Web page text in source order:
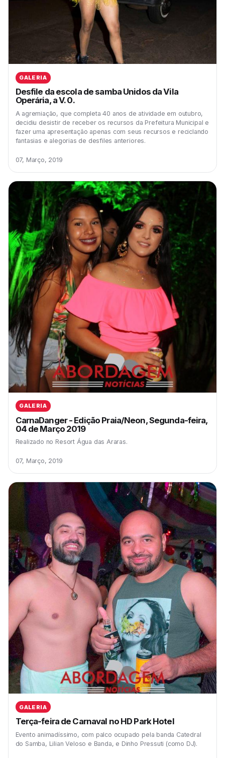
GALERIA
Desfile da escola de samba Unidos da Vila
Operária, a V. 0.
A agremiação, que completa 40 anos de atividade em outubro,
decidiu desistir de receber os recursos da Prefeitura Municipal e
fazer uma apresentação apenas com seus recursos e reciclando
fantasias e alegorias de desfiles anteriores.
07, Março, 2019
GALERIA
CarnaDanger - Edição Praia/Neon, Segunda-feira,
04 de Março 2019
Realizado no Resort Água das Araras.
07, Março, 2019
GALERIA
Terça-feira de Carnaval no HD Park Hotel
Evento animadíssimo, com palco ocupado pela banda Catedral
do Samba, Lilian Veloso e Banda, e Dinho Pressuti (como DJ).